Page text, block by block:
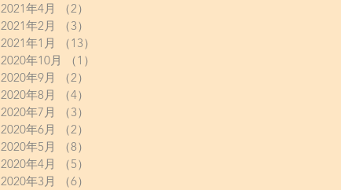
2021年4月
（2）
2021年2月
（3）
2021年1月
（13）
2020年10月
（1）
2020年9月
（2）
2020年8月
（4）
2020年7月
（3）
2020年6月
（2）
2020年5月
（8）
2020年4月
（5）
2020年3月
（6）